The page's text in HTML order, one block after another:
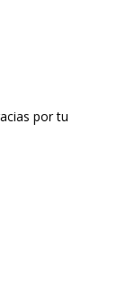
por tu